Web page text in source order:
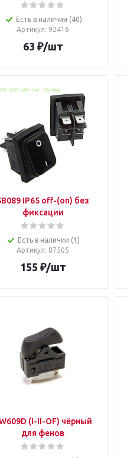
Есть в наличии (40)
Артикул: 92416
63 ₽/шт
IP65 off-(on) без
фиксации
Есть в наличии (1)
Артикул: 87505
155 ₽/шт
(I-II-OF) чёрный
для фенов